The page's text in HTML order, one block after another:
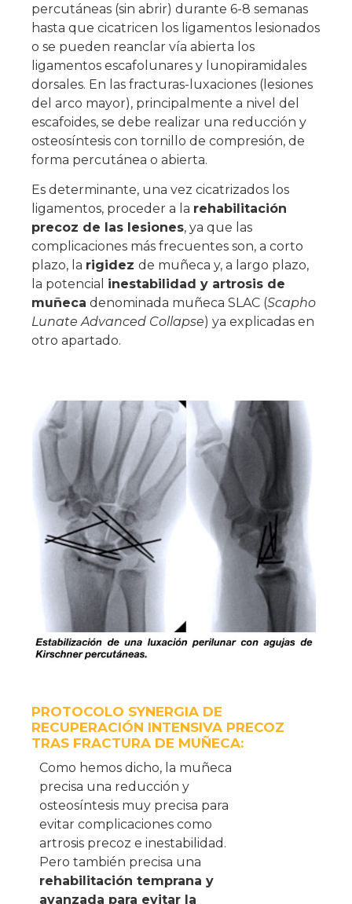
percutáneas (sin abrir) durante 6-8 semanas
hasta que cicatricen los ligamentos lesionados
o se pueden reanclar vía abierta los
ligamentos escafolunares y lunopiramidales
dorsales. En las fracturas-luxaciones (lesiones
del arco mayor), principalmente a nivel del
escafoides, se debe realizar una reducción y
osteosíntesis con tornillo de compresión, de
forma percutánea o abierta.
Es determinante, una vez cicatrizados los
ligamentos, proceder a la rehabilitación
precoz de las lesiones, ya que las
complicaciones más frecuentes son, a corto
plazo, la rigidez de muñeca y, a largo plazo,
la potencial inestabilidad y artrosis de
muñeca denominada muñeca SLAC (Scapho
Lunate Advanced Collapse) ya explicadas en
otro apartado.
PROTOCOLO SYNERGIA DE
RECUPERACIÓN INTENSIVA PRECOZ
TRAS FRACTURA DE MUÑECA:
Como hemos dicho, la muñeca
precisa una reducción y
osteosíntesis muy precisa para
evitar complicaciones como
artrosis precoz e inestabilidad.
Pero también precisa una
rehabilitación temprana y
avanzada para evitar la